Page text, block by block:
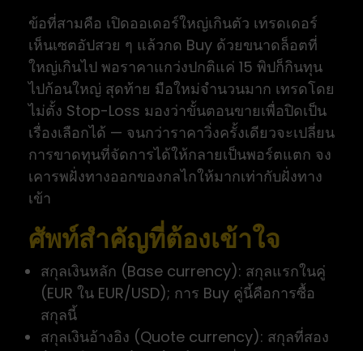
ข้อที่สามคือ เปิดออเดอร์ใหญ่เกินตัว เทรดเดอร์
เห็นเซตอัปสวย ๆ แล้วกด Buy ด้วยขนาดล็อตที่
ใหญ่เกินไป พอราคาแกว่งปกติแค่ 15 พิปก็กินทุน
ไปก้อนใหญ่ สุดท้าย มือใหม่จำนวนมาก เทรดโดย
ไม่ตั้ง Stop-Loss มองว่าขั้นตอนขายเพื่อปิดเป็น
เรื่องเลือกได้ — จนกว่าราคาวิ่งครั้งเดียวจะเปลี่ยน
การขาดทุนที่จัดการได้ให้กลายเป็นพอร์ตแตก จง
เคารพฝั่งทางออกของกลไกให้มากเท่ากับฝั่งทาง
เข้า
ศัพท์สำคัญที่ต้องเข้าใจ
สกุลเงินหลัก (Base currency): สกุลแรกในคู่
(EUR ใน EUR/USD); การ Buy คู่นี้คือการซื้อ
สกุลนี้
สกุลเงินอ้างอิง (Quote currency): สกุลที่สอง